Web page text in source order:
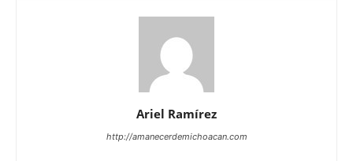
Ariel Ramírez
http://amanecerdemichoacan.com